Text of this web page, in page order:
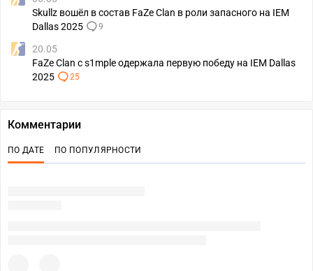
Skullz вошёл в состав FaZe Clan в роли запасного на IEM
Dallas 2025
9
20.05
FaZe Clan с s1mple одержала первую победу на IEM Dallas
2025
25
Комментарии
ПО ДАТЕ ПО ПОПУЛЯРНОСТИ